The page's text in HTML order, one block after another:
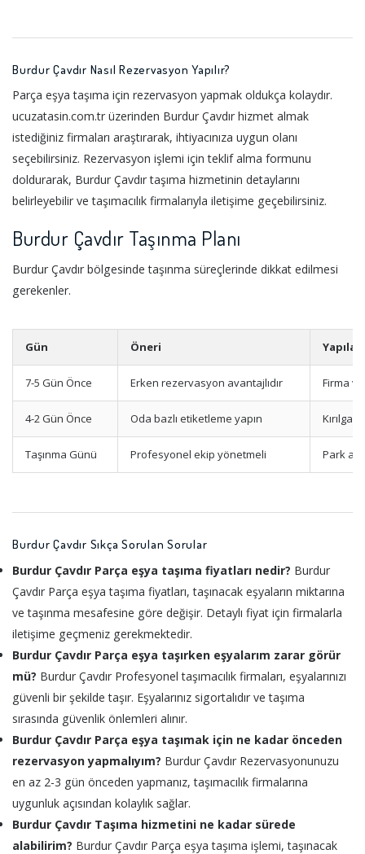
Burdur Çavdır Nasıl Rezervasyon Yapılır?
Parça eşya taşıma için rezervasyon yapmak oldukça kolaydır.
ucuzatasin.com.tr üzerinden Burdur Çavdır hizmet almak
istediğiniz firmaları araştırarak, ihtiyacınıza uygun olanı
seçebilirsiniz. Rezervasyon işlemi için teklif alma formunu
doldurarak, Burdur Çavdır taşıma hizmetinin detaylarını
belirleyebilir ve taşımacılık firmalarıyla iletişime geçebilirsiniz.
Burdur Çavdır Taşınma Planı
Burdur Çavdır bölgesinde taşınma süreçlerinde dikkat edilmesi
gerekenler.
Gün Öneri
7-5 Gün Önce Erken rezervasyon avantajlıdır Firma
4-2 Gün Önce Oda bazlı etiketleme yapın
Taşınma Günü Profesyonel ekip yönetmeli Park
Burdur Çavdır Sıkça Sorulan Sorular
Burdur Çavdır Parça eşya taşıma fiyatları nedir? Burdur
Çavdır Parça eşya taşıma fiyatları, taşınacak eşyaların miktarına
ve taşınma mesafesine göre değişir. Detaylı fiyat için firmalarla
iletişime geçmeniz gerekmektedir.
Burdur Çavdır Parça eşya taşırken eşyalarım zarar görür
mü? Burdur Çavdır Profesyonel taşımacılık firmaları, eşyalarınızı
güvenli bir şekilde taşır. Eşyalarınız sigortalıdır ve taşıma
sırasında güvenlik önlemleri alınır.
Burdur Çavdır Parça eşya taşımak için ne kadar önceden
rezervasyon yapmalıyım? Burdur Çavdır Rezervasyonunuzu
en az 2-3 gün önceden yapmanız, taşımacılık firmalarına
uygunluk açısından kolaylık sağlar.
Burdur Çavdır Taşıma hizmetini ne kadar sürede
alabilirim? Burdur Çavdır Parça eşya taşıma işlemi, taşınacak